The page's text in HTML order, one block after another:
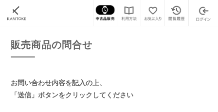
カリトケ 販売商品の問合せ
販売商品の問合せ
お問い合わせ内容を記入の上、
「送信」ボタンをクリックしてください